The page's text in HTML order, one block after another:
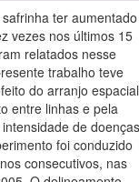
ter aumentado
vezes nos últimos 15
relatados nesse
trabalho teve
do arranjo espacial
entre linhas e pela
de doenças
foi conduzido
consecutivos, nas